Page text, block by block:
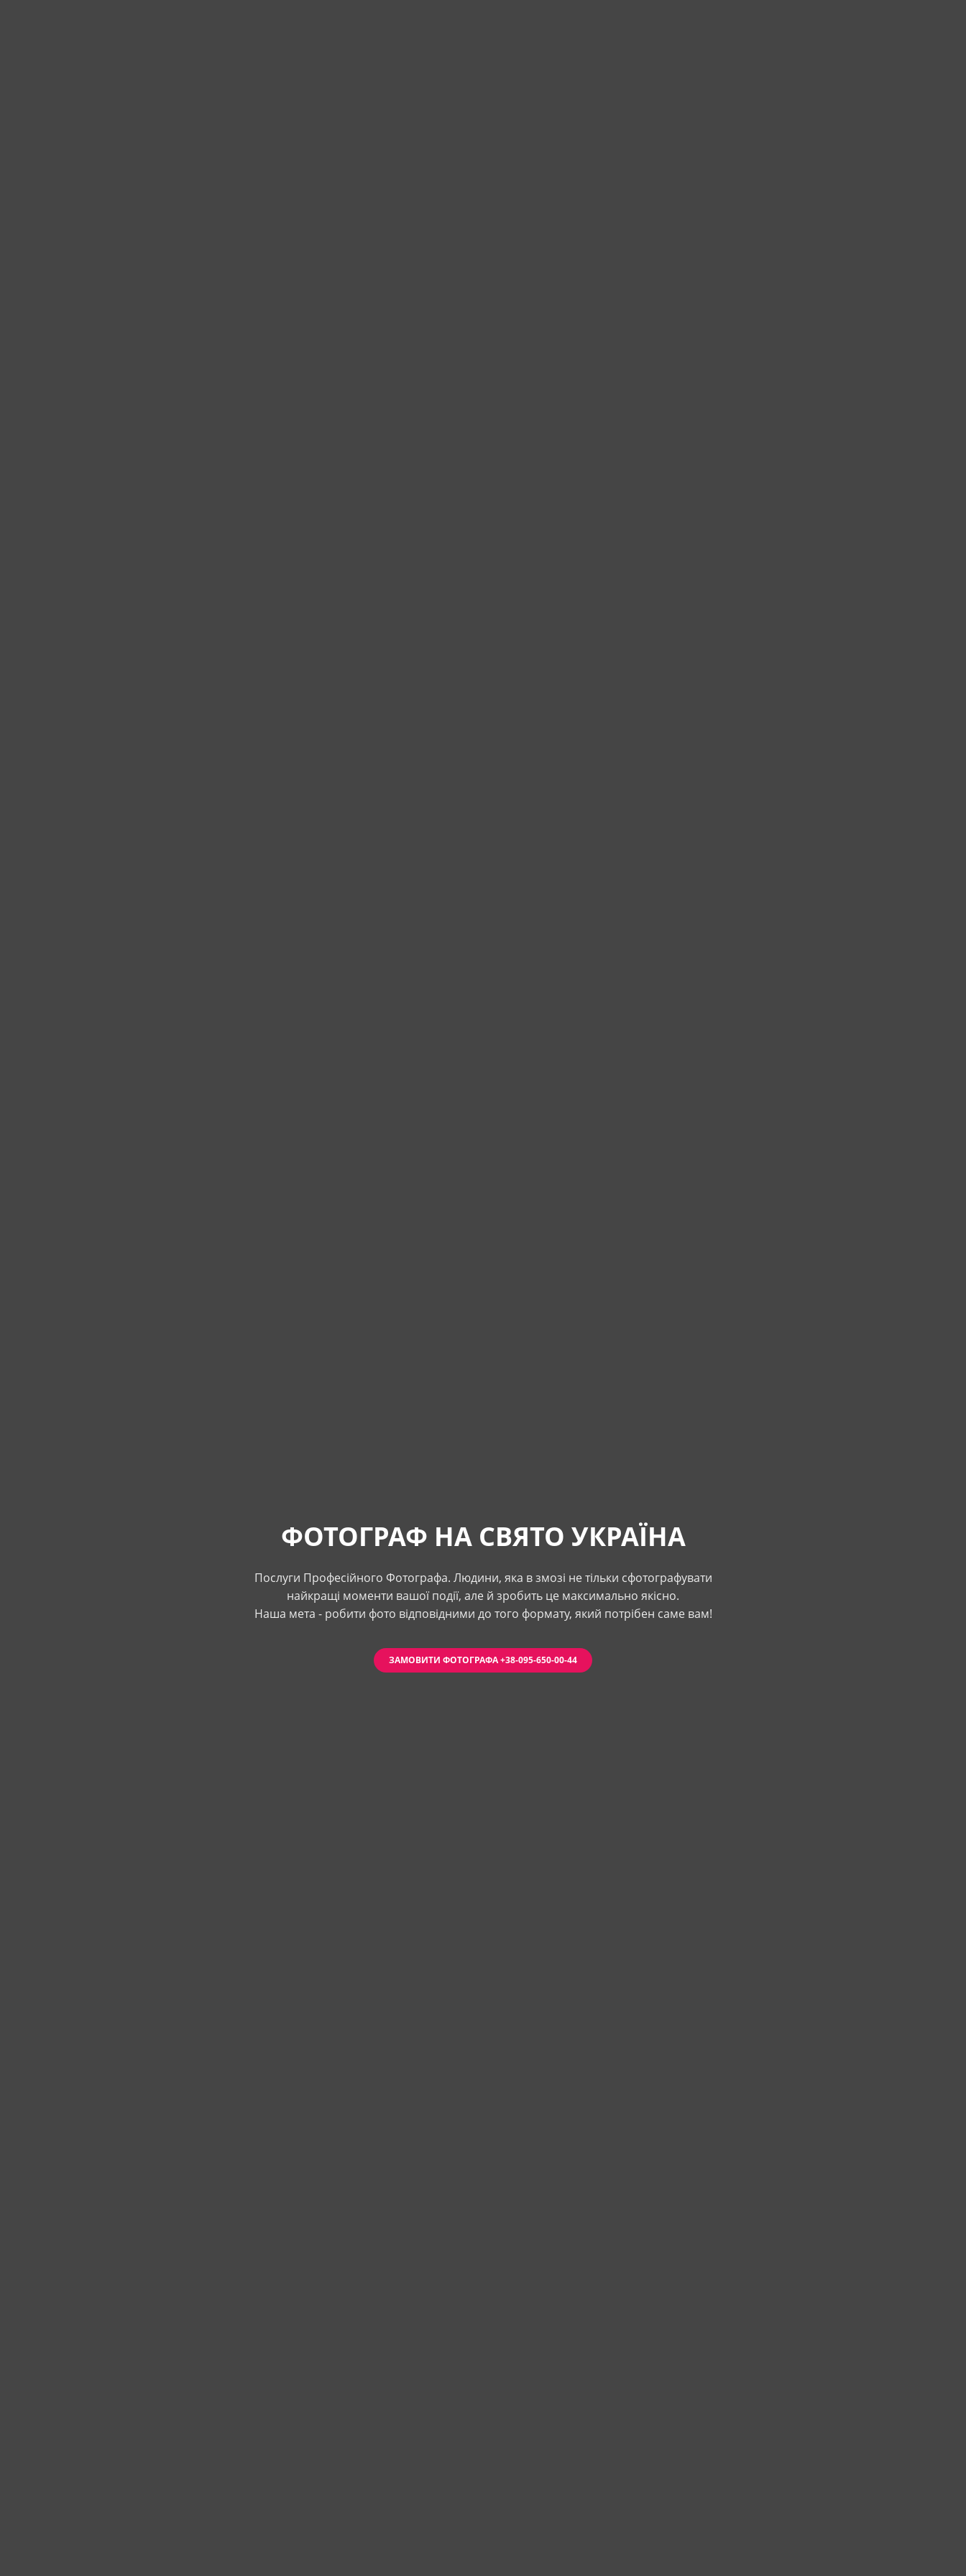
ФОТОГРАФ НА СВЯТО УКРАЇНА
Послуги Професійного Фотографа. Людини, яка в змозі не тільки сфотографувати
найкращі моменти вашої події, але й зробить це максимально якісно.
Наша мета - робити фото відповідними до того формату, який потрібен саме вам!
ЗАМОВИТИ ФОТОГРАФА +38-095-650-00-44